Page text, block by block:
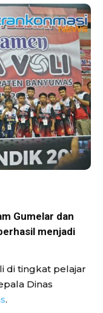
Gumelar dan
menjadi
di tingkat pelajar
Dinas
.